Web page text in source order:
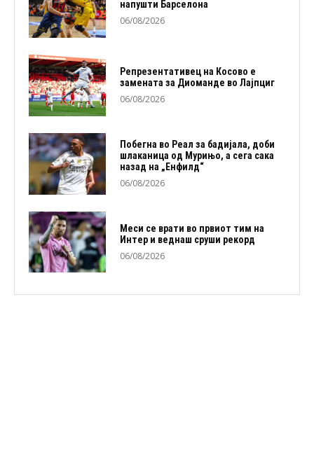
напушти Барселона
06/08/2026
Репрезентативец на Косово е
замената за Диоманде во Лајпциг
06/08/2026
Побегна во Реал за бадијала, доби
шлаканица од Мурињо, а сега сака
назад на „Енфилд“
06/08/2026
Меси се врати во првиот тим на
Интер и веднаш сруши рекорд
06/08/2026